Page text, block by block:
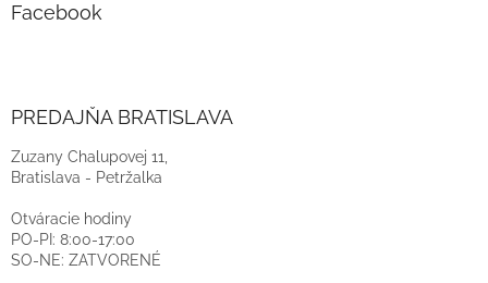
Facebook
PREDAJŇA BRATISLAVA
Zuzany Chalupovej 11,
Bratislava - Petržalka
Otváracie hodiny
PO-PI: 8:00-17:00
SO-NE: ZATVORENÉ